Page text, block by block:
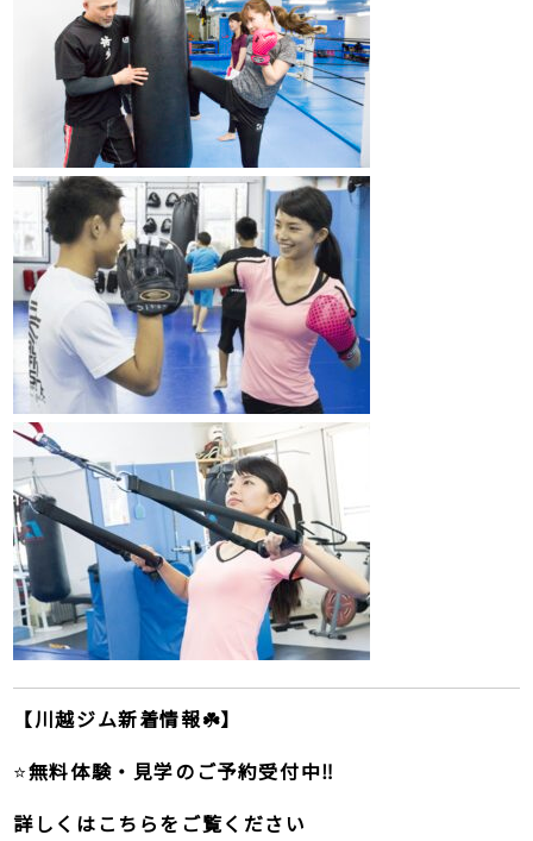
【川越ジム新着情報☘️】
⭐️無料体験・見学のご予約受付中‼️
詳しくはこちらをご覧ください